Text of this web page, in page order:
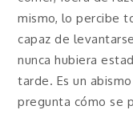
mismo, lo percibe
capaz de
nunca hubiera
tarde. Es un
pregunta cómo se